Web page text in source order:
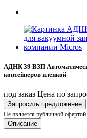
АДНК 39 ВЗП
контейнеров пленкой
под заказ Цена по
Запросить предложение
Не является публичной офертой
Описание